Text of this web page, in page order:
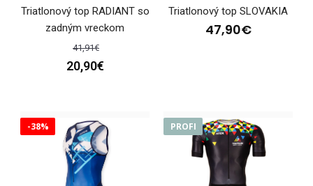
Triatlonový top RADIANT so
zadným vreckom
41,91€
20,90€
Triatlonový top SLOVAKIA
47,90€
-38% PROFI